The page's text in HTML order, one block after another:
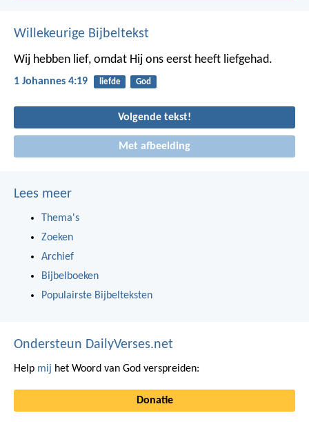
Willekeurige Bijbeltekst
Wij hebben lief, omdat Hij ons eerst heeft liefgehad.
1 Johannes 4:19 liefde God
Volgende tekst!
Met afbeelding
Lees meer
Thema's
Zoeken
Archief
Bijbelboeken
Populairste Bijbelteksten
Ondersteun DailyVerses.net
Help mij het Woord van God verspreiden:
Donatie